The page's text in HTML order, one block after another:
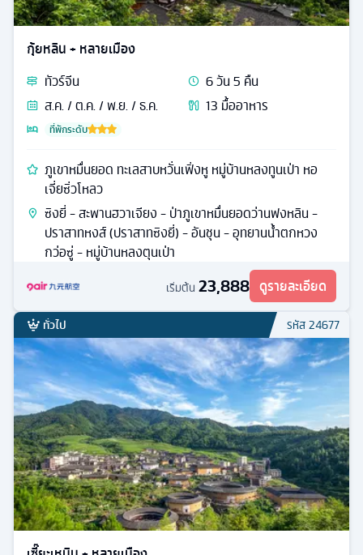
กุ้ยหลิน + หลายเมือง
ทัวร์จีน 6วัน5 คืน
ส.ค. / ต.ค. / พ.ย. / ธ.ค.
13 มื้ออาหาร
ที่พักระดับ
ภูเขาหมื่นยอด ทะเลสาบหวั่นเฟิ่งหู หมู่บ้านหลงทูนเป่า หอ
เจี่ยซิ่วโหลว
ซิงยี่ - สะพานฮวาเจียง - ป่าภูเขาหมื่นยอดว่านฟงหลิน -
ปราสาทหงส์ (ปราสาทซิงยี่) - อันชุน - อุทยานน้ำตกหวง
กว่อซู่ - หมู่บ้านหลงตุนเป่า
เริ่มต้น 23,888 ดูรายละเอียด
ทั่วไป รหัส24677